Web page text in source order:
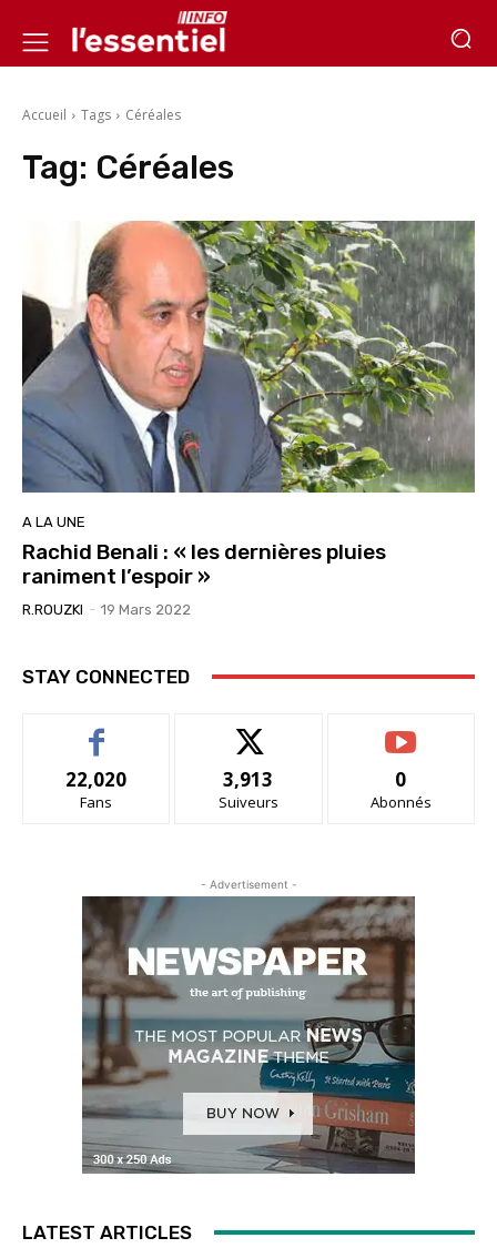
Accueil Tags Céréales
Tag: Céréales
A LA UNE
Rachid Benali : « les dernières pluies
raniment l’espoir »
R.ROUZKI - 19 Mars 2022
STAY CONNECTED
22,020
Fans
3,913
Suiveurs
0
Abonnés
- Advertisement -
LATEST ARTICLES